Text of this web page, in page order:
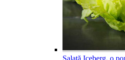
Salată Iceberg, o